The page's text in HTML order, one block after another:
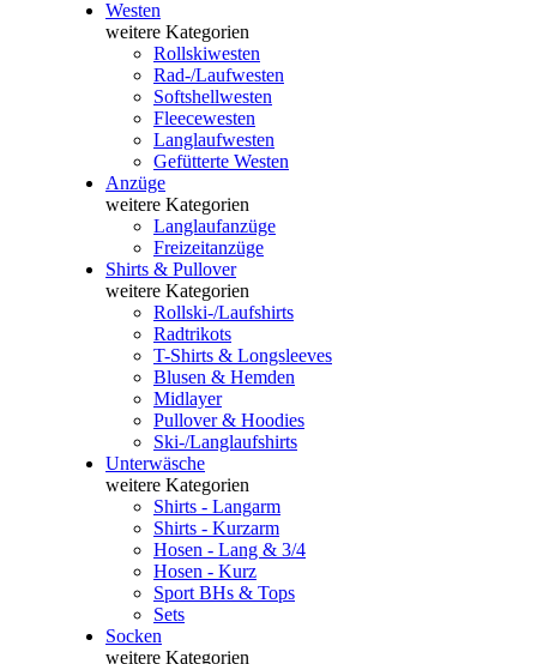
Westen
weitere Kategorien
Rollskiwesten
Rad-/Laufwesten
Softshellwesten
Fleecewesten
Langlaufwesten
Gefütterte Westen
Anzüge
weitere Kategorien
Langlaufanzüge
Freizeitanzüge
Shirts & Pullover
weitere Kategorien
Rollski-/Laufshirts
Radtrikots
T-Shirts & Longsleeves
Blusen & Hemden
Midlayer
Pullover & Hoodies
Ski-/Langlaufshirts
Unterwäsche
weitere Kategorien
Shirts - Langarm
Shirts - Kurzarm
Hosen - Lang & 3/4
Hosen - Kurz
Sport BHs & Tops
Sets
Socken
weitere Kategorien